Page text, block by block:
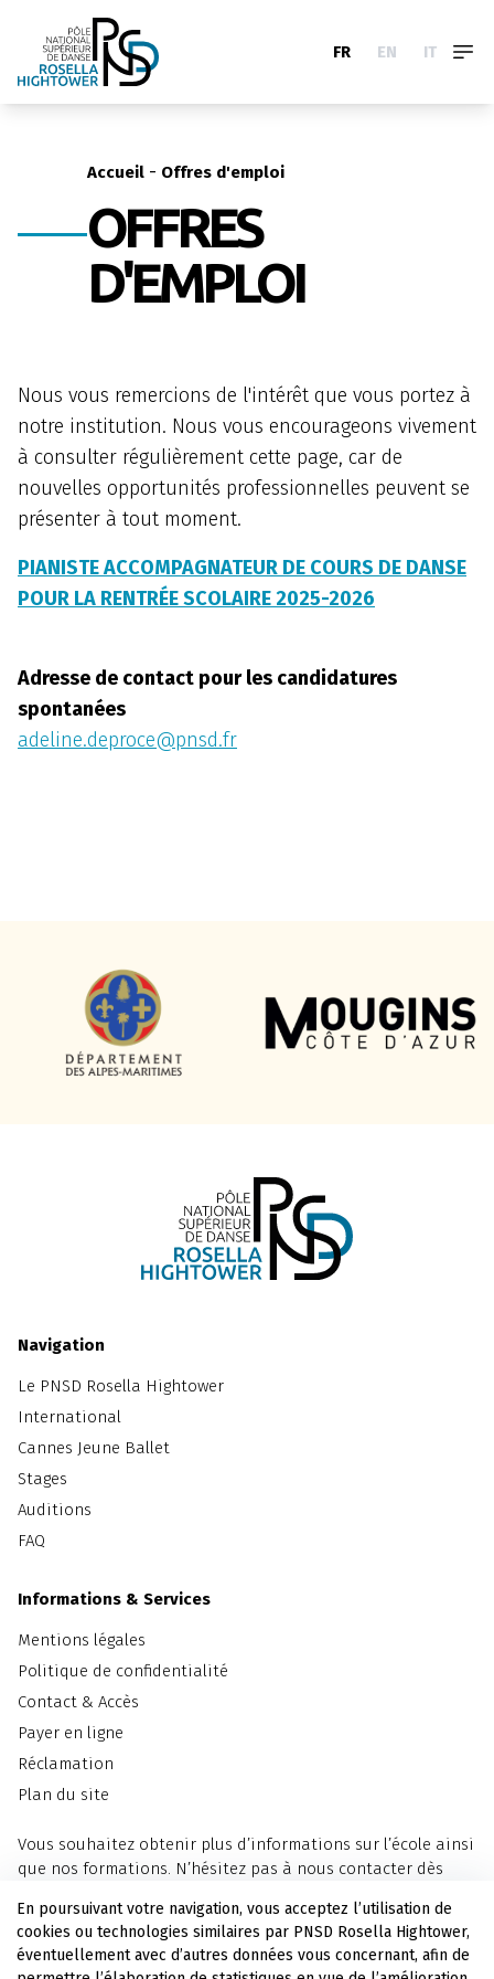
FR EN IT
Accueil- Offres d'emploi
OFFRES
D'EMPLOI
Nous vous remercions de l'intérêt que vous portez à
notre institution. Nous vous encourageons vivement
à consulter régulièrement cette page, car de
nouvelles opportunités professionnelles peuvent se
présenter à tout moment.
PIANISTE ACCOMPAGNATEUR DE COURS DE DANSE
POUR LA RENTRÉE SCOLAIRE 2025-2026
Adresse de contact pour les candidatures
spontanées
adeline.deproce@pnsd.fr
Navigation
Le PNSD Rosella Hightower
International
Cannes Jeune Ballet
Stages
Auditions
FAQ
Informations & Services
Mentions légales
Politique de confidentialité
Contact & Accès
Payer en ligne
Réclamation
Plan du site
Vous souhaitez obtenir plus d’informations sur l’école ainsi
que nos formations. N’hésitez pas à nous contacter dès
Nous contacter
En poursuivant votre navigation, vous acceptez l’utilisation de
cookies ou technologies similaires par PNSD Rosella Hightower,
éventuellement avec d’autres données vous concernant, afin de